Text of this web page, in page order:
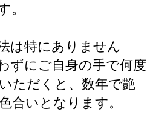
。
は特にありません
ずにご自身の手で何度
ただくと、数年で艶
合いとなります。